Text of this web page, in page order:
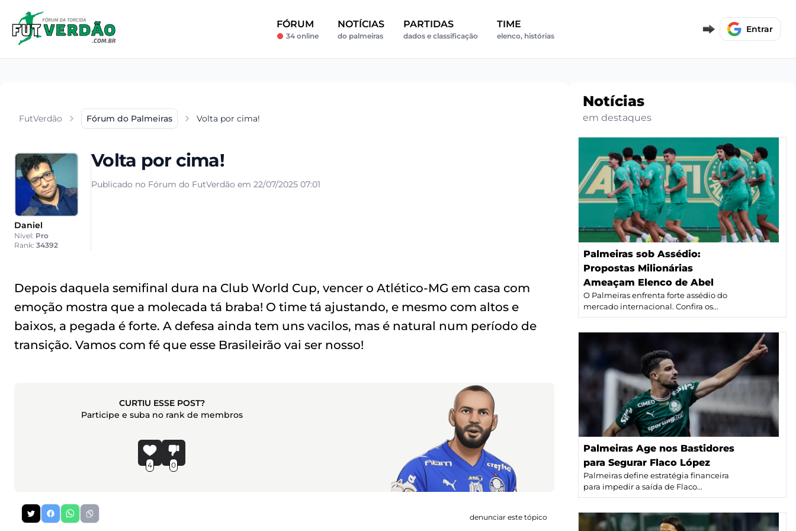
FÓRUM
34 online
NOTÍCIAS
do palmeiras
PARTIDAS
dados e classificação
TIME
elenco, histórias
Entrar
FutVerdão Fórum do Palmeiras Volta por cima!
Daniel
Nível: Pro
Rank: 34392
Volta por cima!
Publicado no Fórum do FutVerdão em 22/07/2025 07:01
Depois daquela semifinal dura na Club World Cup, vencer o Atlético-MG em casa com
emoção mostra que a molecada tá braba! O time tá ajustando, e mesmo com altos e
baixos, a pegada é forte. A defesa ainda tem uns vacilos, mas é natural num período de
transição. Vamos com fé que esse Brasileirão vai ser nosso!
CURTIU ESSE POST?
Participe e suba no rank de membros
4 0
denunciar este tópico
Notícias
em destaques
Palmeiras sob Assédio:
Propostas Milionárias
Ameaçam Elenco de Abel
O Palmeiras enfrenta forte assédio do
mercado internacional. Confira os...
Palmeiras Age nos Bastidores
para Segurar Flaco López
Palmeiras define estratégia financeira
para impedir a saída de Flaco...